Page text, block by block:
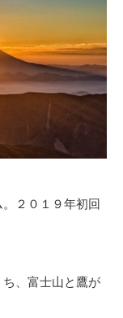
２０１９年初回
、富士山と鷹が